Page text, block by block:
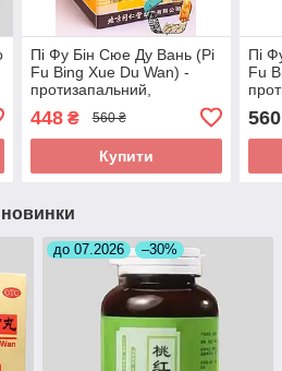
Пі Фу Бін Сюе Ду Вань (Pi
Fu Bing Xue Du Wan) -
протизапальний,
протисвербіжний,
антигістамінний
448₴ 560 ₴
Купити
Пі
Fu
560
новинки
до 07.2026 –30%